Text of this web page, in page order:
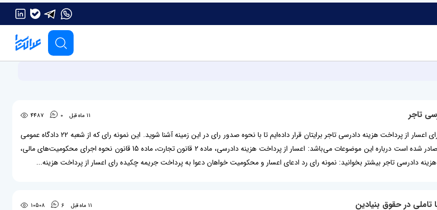
تاجر 11 ماه قبل 0
4487
بازدیدکننده بزرگوار، در این مقاله یک نمونه رای اعسار از پرداخت هزینه دادرسی تاجر برایتان قرار داده‌ایم تا با نحوه صدور رای در این زمینه آشنا شوید. این نمونه رای که از شعبه 22 دادگاه عمومی
حقوقی مجتمع قضایی شهید بهشتی تهران صادر شده است درباره این موضوعات می‌باشد: اعسار از پرداخت هزینه دادرسی، ماده 2 قانون تجارت، ماده 15 قانون نحوه اجرای محکومیت‌های مالی،
دادرسی تاجر بیشتر بخوانید: نمونه رای رد ادعای اعسار و محکومیت خواهان دعوا به پرداخت جریمه چکیده رای اعسار از پرداخت هزینه...
تاملی در حقوق بنیادین 11 ماه قبل 6
10508